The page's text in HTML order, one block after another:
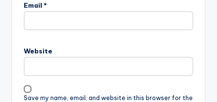
Email *
Website
Save my name, email, and website in this browser for the